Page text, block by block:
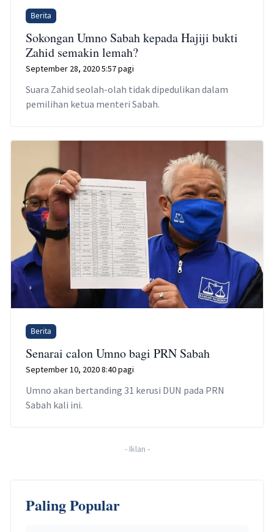
Berita
Sokongan Umno Sabah kepada Hajiji bukti
Zahid semakin lemah?
September 28, 2020 5:57 pagi
Suara Zahid seolah-olah tidak dipedulikan dalam
pemilihan ketua menteri Sabah.
Berita
Senarai calon Umno bagi PRN Sabah
September 10, 2020 8:40 pagi
Umno akan bertanding 31 kerusi DUN pada PRN
Sabah kali ini.
- Iklan -
Paling Popular